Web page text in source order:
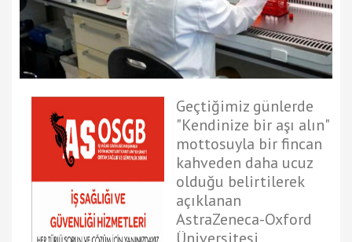
Geçtiğimiz günlerde
"Kendinize bir aşı alın"
mottosuyla bir fincan
kahveden daha ucuz
olduğu belirtilerek
açıklanan
AstraZeneca-Oxford
Üniversitesi